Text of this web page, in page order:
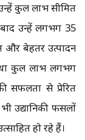
कुल लाभ सीमित
उन्हें लगभग 35
और बेहतर उत्पादन
कुल लाभ लगभग
सफलता से प्रेरित
उद्यानिकी फसलों
हो रहे हैं।